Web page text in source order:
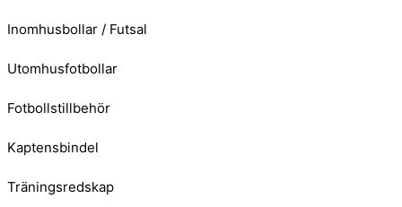
Inomhusbollar / Futsal
Utomhusfotbollar
Fotbollstillbehör
Kaptensbindel
Träningsredskap